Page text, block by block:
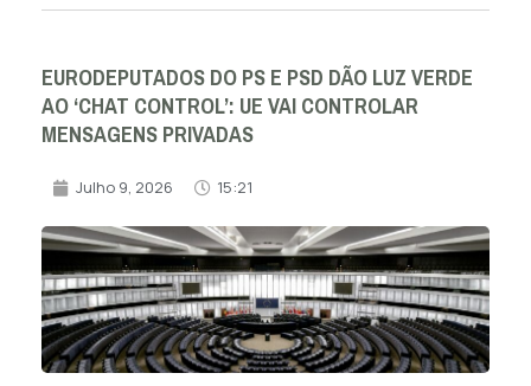
EURODEPUTADOS DO PS E PSD DÃO LUZ VERDE
AO ‘CHAT CONTROL’: UE VAI CONTROLAR
MENSAGENS PRIVADAS
Julho 9, 2026 15:21